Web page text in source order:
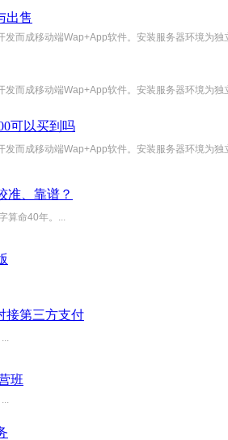
出售
而成移动端Wap+App软件。安装服务器环境为
而成移动端Wap+App软件。安装服务器环境为
可以买到吗
而成移动端Wap+App软件。安装服务器环境为
准、靠谱？
算命40年。...
接第三方支付
班